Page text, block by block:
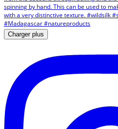
Charger plus